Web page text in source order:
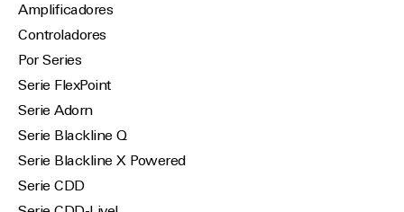
Amplificadores
Controladores
Por Series
Serie FlexPoint
Serie Adorn
Serie Blackline Q
Serie Blackline X Powered
Serie CDD